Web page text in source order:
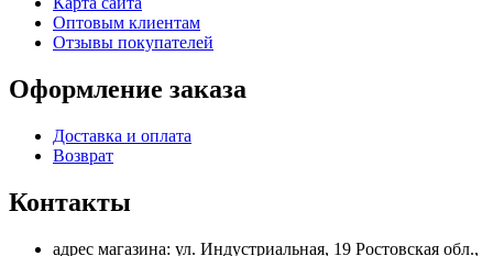
Оптовым клиентам
Отзывы покупателей
Оформление заказа
Доставка и оплата
Возврат
Контакты
адрес магазина: ул. Индустриальная, 19 Ростовская обл.,